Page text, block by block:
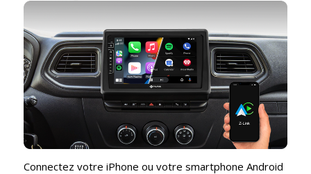
Connectez votre iPhone ou votre smartphone Android